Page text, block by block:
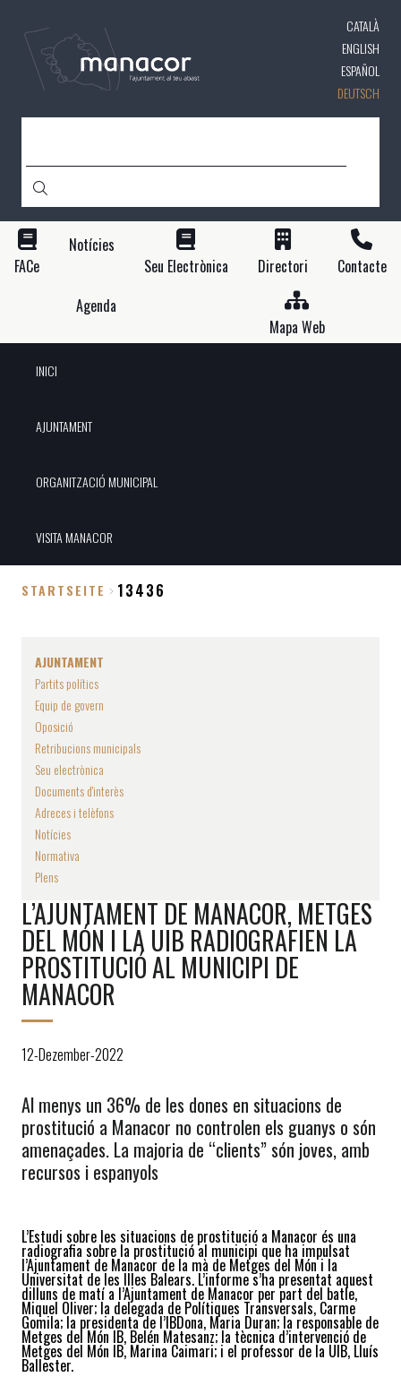
CATALÀ
ENGLISH
ESPAÑOL
DEUTSCH
FACe
Notícies
Seu Electrònica
Directori
Contacte
Agenda
Mapa Web
INICI
AJUNTAMENT
ORGANITZACIÓ MUNICIPAL
VISITA MANACOR
STARTSEITE 13436
AJUNTAMENT
Partits polítics
Equip de govern
Oposició
Retribucions municipals
Seu electrònica
Documents d'interès
Adreces i telèfons
Notícies
Normativa
Plens
L’AJUNTAMENT DE MANACOR, METGES
DEL MÓN I LA UIB RADIOGRAFIEN LA
PROSTITUCIÓ AL MUNICIPI DE
MANACOR
12-Dezember-2022
Al menys un 36% de les dones en situacions de
prostitució a Manacor no controlen els guanys o són
amenaçades. La majoria de “clients” són joves, amb
recursos i espanyols
L’Estudi sobre les situacions de prostitució a Manacor és una
radiografia sobre la prostitució al municipi que ha impulsat
l’Ajuntament de Manacor de la mà de Metges del Món i la
Universitat de les Illes Balears. L’informe s’ha presentat aquest
dilluns de matí a l’Ajuntament de Manacor per part del batle,
Miquel Oliver; la delegada de Polítiques Transversals, Carme
Gomila; la presidenta de l’IBDona, Maria Duran; la responsable de
Metges del Món IB, Belén Matesanz; la tècnica d’intervenció de
Metges del Món IB, Marina Caimari; i el professor de la UIB, Lluís
Ballester.